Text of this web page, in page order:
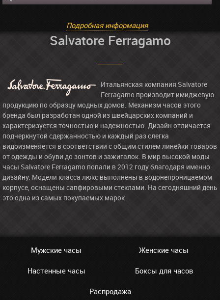
Подробная информация
Salvatore Ferragamo
Итальянская компания Salvatore
Ferragamo производит имиджевую
продукцию по образцу модных домов. Механизм часов этого
бренда был разработан одной из швейцарских компаний и
характеризуется точностью и надежностью. Дизайн отличается
подчеркнутой сдержанностью и каждый раз слегка
видоизменяется в соответствии с общим стилем линейки товаров
от одежды и обуви до зонтов и зажигалок. В мир высокой моды
часы Salvatore Ferragamo попали в 2012 году благодаря именно
дизайну. Модели класса люкс выполнены в водонепроницаемом
корпусе, оснащены сапфировыми стеклами. На сегодняшний день
это одна из самых покупаемых марок.
Мужские часы Женские часы
Настенные часы Боксы для часов
Распродажа